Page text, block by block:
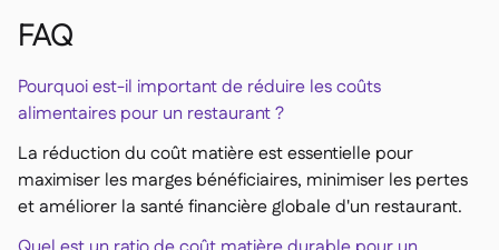
FAQ
Pourquoi est-il important de réduire les coûts
alimentaires pour un restaurant ?
La réduction du coût matière est essentielle pour
maximiser les marges bénéficiaires, minimiser les pertes
et améliorer la santé financière globale d'un restaurant.